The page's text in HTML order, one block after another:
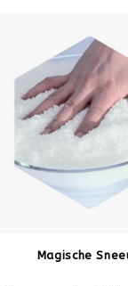
Magische